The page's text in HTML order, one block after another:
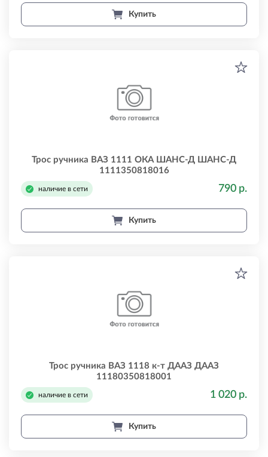
Купить
Трос ручника ВАЗ 1111 ОКА ШАНС-Д ШАНС-Д
1111350818016
наличие в сети 790 р.
Купить
Трос ручника ВАЗ 1118 к-т ДААЗ ДААЗ
11180350818001
наличие в сети 1 020 р.
Купить